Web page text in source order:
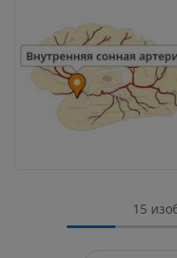
15